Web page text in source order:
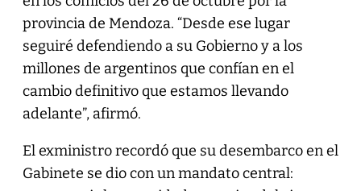
provincia de Mendoza. “Desde ese lugar
seguiré defendiendo a su Gobierno y a los
millones de argentinos que confían en el
cambio definitivo que estamos llevando
adelante”, afirmó.
El exministro recordó que su desembarco en el
Gabinete se dio con un mandato central: